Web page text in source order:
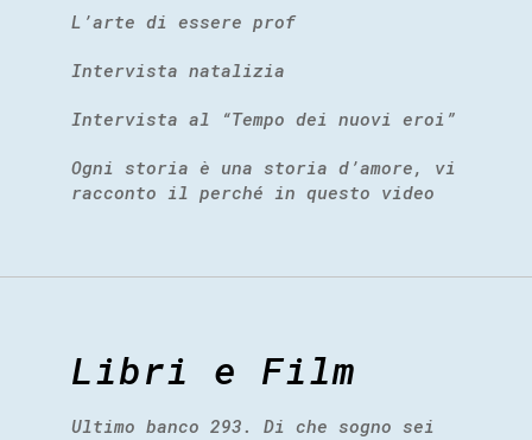
L’arte di essere prof
Intervista natalizia
Intervista al “Tempo dei nuovi eroi”
Ogni storia è una storia d’amore, vi
racconto il perché in questo video
Libri e Film
Ultimo banco 293. Di che sogno sei